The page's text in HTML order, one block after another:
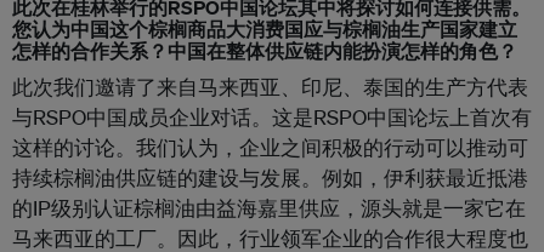
此次在桂林举行的RSPO中国论坛其中将探讨如何连接供需。
您认为中国这个棕榈商品大消费国应与棕榈油生产国家建立
怎样的合作关系？中国在整体供应链内能扮演怎样的角色？
此次我们邀请了来自马来西亚、印尼、泰国的生产方代表
与RSPO中国成员企业对话。这是RSPO中国论坛上首次有
这样的讨论。我们认为，企业之间积极的行动可以推动可
持续棕榈油供应链的建设与发展。例如，伊利获最近抵港
的IP级别认证棕榈油由益海嘉里供应，源头就是一家它在
马来西亚的工厂。因此，行业领军企业的合作很大程度也